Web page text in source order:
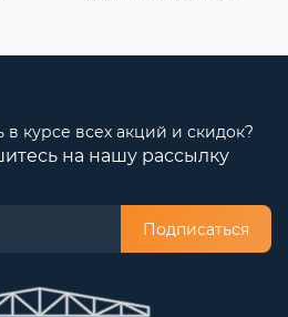
в курсе всех акций и скидок?
на нашу рассылку
Подписаться